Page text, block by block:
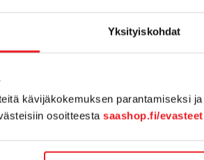
Yksityiskohdat
kävijäkokemuksen parantamiseksi
osoitteesta saashop.fi/evasteet
chattibotin ja Microsoft 365 -
teknologiat.